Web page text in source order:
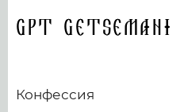
GPT Getsemani
Конфессия